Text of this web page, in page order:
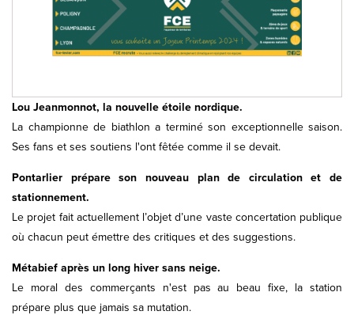
Lou Jeanmonnot, la nouvelle étoile nordique.
La championne de biathlon a terminé son exceptionnelle saison.
Ses fans et ses soutiens l'ont fêtée comme il se devait.
Pontarlier prépare son nouveau plan de circulation et de
stationnement.
Le projet fait actuellement l’objet d’une vaste concertation publique
où chacun peut émettre des critiques et des suggestions.
Métabief après un long hiver sans neige.
Le moral des commerçants n'est pas au beau fixe, la station
prépare plus que jamais sa mutation.